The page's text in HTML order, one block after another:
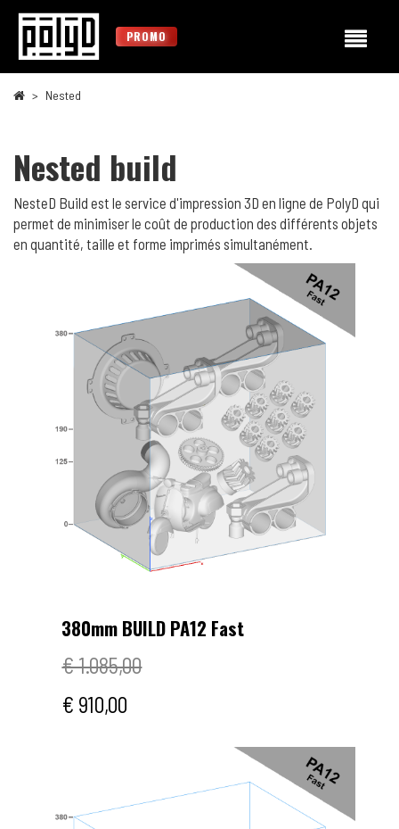
PROMO
Nested
Nested build
NesteD Build est le service d'impression 3D en ligne de PolyD qui
permet de minimiser le coût de production des différents objets
en quantité, taille et forme imprimés simultanément.
380mm BUILD PA12 Fast
€ 1.085,00
€ 910,00